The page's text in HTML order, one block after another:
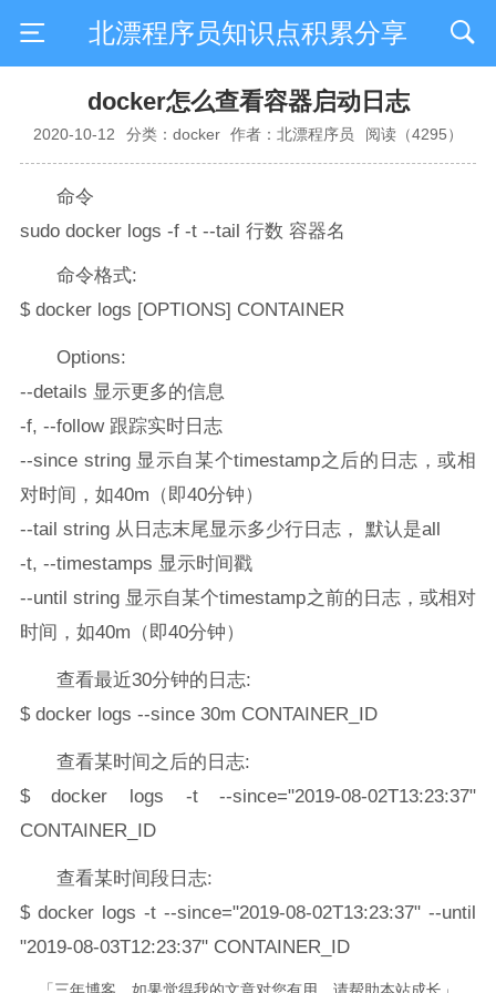
北漂程序员知识点积累分享
docker怎么查看容器启动日志
2020-10-12 分类：docker 作者：北漂程序员 阅读（4295）
命令
sudo docker logs -f -t --tail 行数 容器名
命令格式:
$ docker logs [OPTIONS] CONTAINER
Options:
--details 显示更多的信息
-f, --follow 跟踪实时日志
--since string 显示自某个timestamp之后的日志，或相
对时间，如40m（即40分钟）
--tail string 从日志末尾显示多少行日志， 默认是all
-t, --timestamps 显示时间戳
--until string 显示自某个timestamp之前的日志，或相对
时间，如40m（即40分钟）
查看最近30分钟的日志:
$ docker logs --since 30m CONTAINER_ID
查看某时间之后的日志:
$ docker logs -t --since="2019-08-02T13:23:37"
CONTAINER_ID
查看某时间段日志:
$ docker logs -t --since="2019-08-02T13:23:37" --until
"2019-08-03T12:23:37" CONTAINER_ID
「三年博客，如果觉得我的文章对您有用，请帮助本站成长」